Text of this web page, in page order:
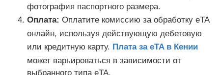
фотография паспортного размера.
Оплата: Оплатите комиссию за обработку eTA
онлайн, используя действующую дебетовую
или кредитную карту. Плата за eTA в Кении
может варьироваться в зависимости от
выбранного типа eTA.